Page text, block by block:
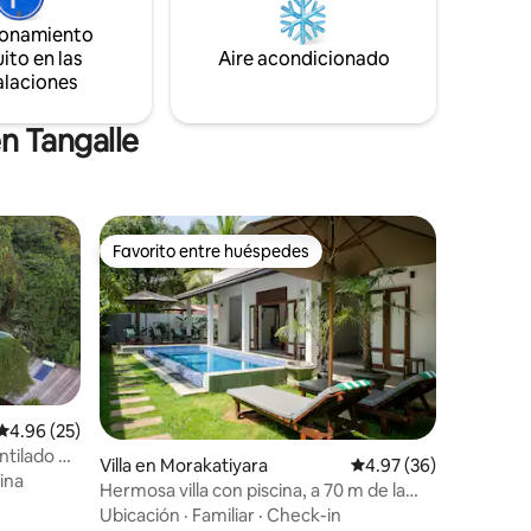
en las
Aire acondicionado
Tangalle
promedio: 4.96 de 5, 25 reseñas
4.96 (25)
de
Favorito entre huéspedes
Favorito entre huéspedes
Villa en Morakatiyara Calificación
4.97 (36)
Hermosa villa con piscina, a 70 m de la
playa de Mawella
Ubicación · Familiar · Check-in